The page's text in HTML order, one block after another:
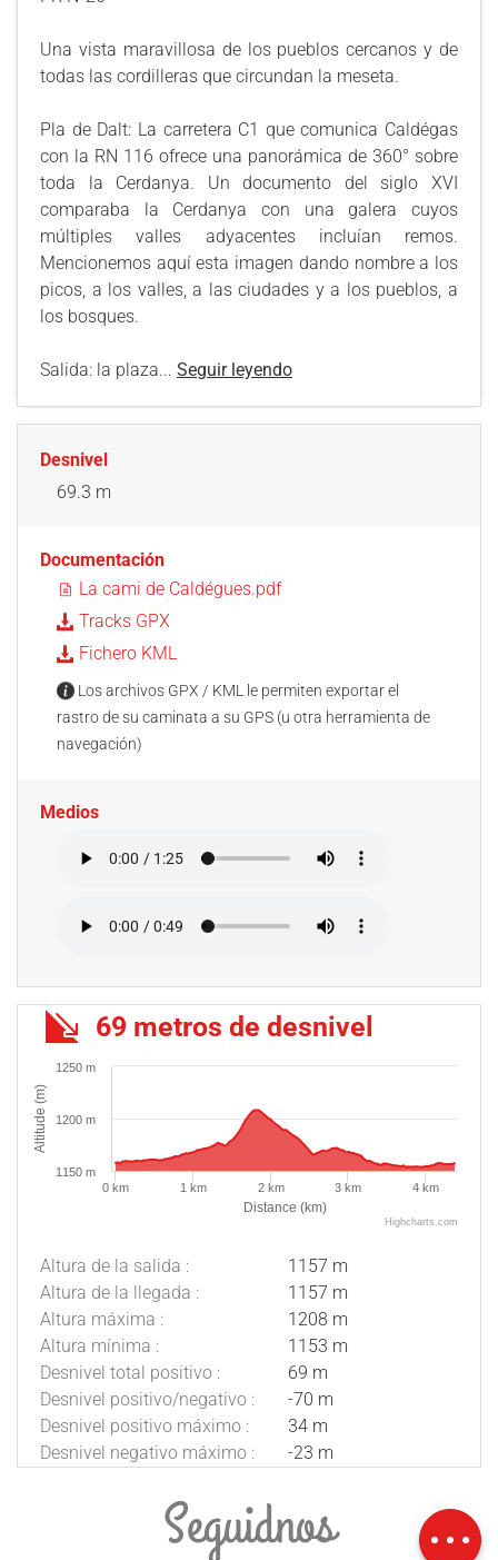
Desnivel
Una vista maravillosa de los pueblos cercanos y de
todas las cordilleras que circundan la meseta.
Pla de Dalt: La carretera C1 que comunica Caldégas
con la RN 116 ofrece una panorámica de 360° sobre
toda la Cerdanya. Un documento del siglo XVI
comparaba la Cerdanya con una galera cuyos
múltiples valles adyacentes incluían remos.
Mencionemos aquí esta imagen dando nombre a los
picos, a los valles, a las ciudades y a los pueblos, a
los bosques.
Salida: la plaza... Seguir leyendo
Desnivel
69.3 m
Documentación
La cami de Caldégues.pdf
Tracks GPX
Fichero KML
Los archivos GPX / KML le permiten exportar el
rastro de su caminata a su GPS (u otra herramienta de
navegación)
Medios
69 metros de desnivel
Distance (km)
Altitude (m)
0 km 1 km 2 km 3 km 4 km
1150 m
1200 m
1250 m
Highcharts.com
Altura de la salida :
1157 m
Altura de la llegada :
1157 m
Altura máxima :
1208 m
Altura mínima :
1153 m
Desnivel total positivo :
69 m
Desnivel positivo/negativo :
-70 m
Desnivel positivo máximo :
34 m
Desnivel negativo máximo :
-23 m
Seguidnos